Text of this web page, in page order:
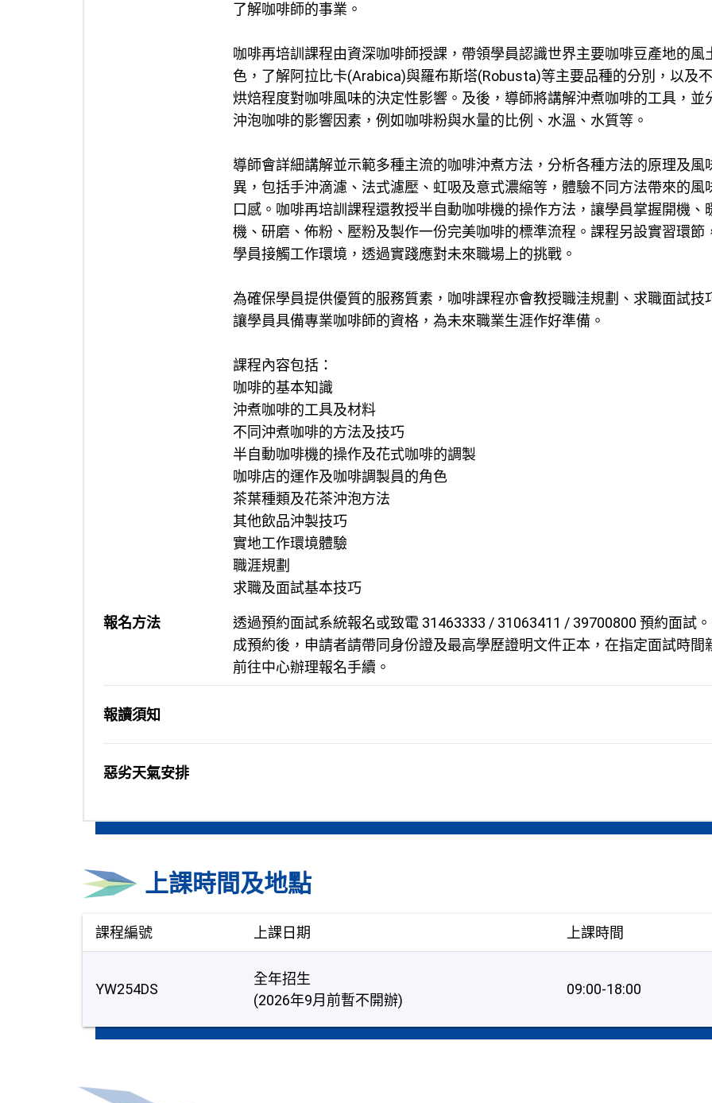
了解咖啡師的事業。
咖啡再培訓課程由資深咖啡師授課，帶領學員認識世界主要咖啡豆產地的風
色，了解阿拉比卡(Arabica)與羅布斯塔(Robusta)等主要品種的分別，以及
烘焙程度對咖啡風味的決定性影響。及後，導師將講解沖煮咖啡的工具，並
沖泡咖啡的影響因素，例如咖啡粉與水量的比例、水溫、水質等。
導師會詳細講解並示範多種主流的咖啡沖煮方法，分析各種方法的原理及風
異，包括手沖滴濾、法式濾壓、虹吸及意式濃縮等，體驗不同方法帶來的風
口感。咖啡再培訓課程還教授半自動咖啡機的操作方法，讓學員掌握開機、
機、研磨、佈粉、壓粉及製作一份完美咖啡的標準流程。課程另設實習環節
學員接觸工作環境，透過實踐應對未來職場上的挑戰。
為確保學員提供優質的服務質素，咖啡課程亦會教授職洼規劃、求職面試技
讓學員具備專業咖啡師的資格，為未來職業生涯作好準備。
課程內容包括：
咖啡的基本知識
沖煮咖啡的工具及材料
不同沖煮咖啡的方法及技巧
半自動咖啡機的操作及花式咖啡的調製
咖啡店的運作及咖啡調製員的角色
茶葉種類及花茶沖泡方法
其他飲品沖製技巧
實地工作環境體驗
職涯規劃
求職及面試基本技巧
報名方法
透過預約面試系統報名或致電 31463333 / 31063411 / 39700800 預約面試
成預約後，申請者請帶同身份證及最高學歷證明文件正本，在指定面試時間
前往中心辦理報名手續。
報讀須知
惡劣天氣安排
上課時間及地點
課程編號 上課日期 上課時間
YW254DS
全年招生
(2026年9月前暫不開辦)
09:00-18:00